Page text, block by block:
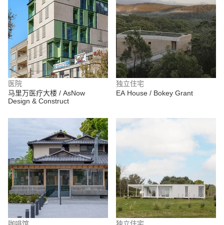
医院
马里万医疗大楼 / AsNow
Design & Construct
独立住宅
EA House / Bokey Grant